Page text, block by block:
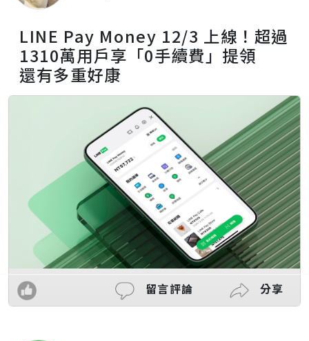
LINE Pay Money 12/3 上線！超過
1310萬用戶享「0手續費」提領
還有多重好康
留言評論 分享